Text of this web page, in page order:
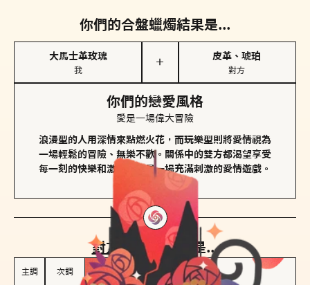
你們的合盤蠟燭結果是...
大馬士革玫瑰
我
＋
皮革、琥珀
對方
你們的戀愛風格
愛是一場偉大冒險
浪漫型的人用深情來點燃火花，而玩樂型則將愛情視為
一場輕鬆的冒險、無樂不歡。關係中的雙方都渴望享受
每一刻的快樂和激動，像是一場充滿刺激的愛情遊戲。
對方的主調蠟燭是...
主調 次調